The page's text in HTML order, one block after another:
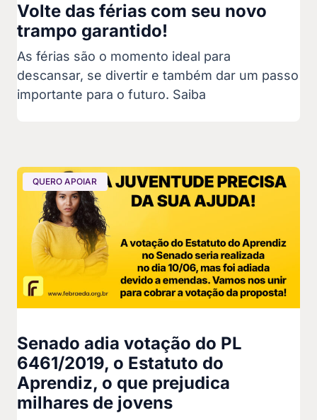
Volte das férias com seu novo
trampo garantido!
As férias são o momento ideal para
descansar, se divertir e também dar um passo
importante para o futuro. Saiba
QUERO APOIAR
Senado adia votação do PL
6461/2019, o Estatuto do
Aprendiz, o que prejudica
milhares de jovens